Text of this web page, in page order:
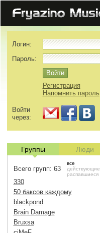
Логин:
Пароль:
Регистрация
Напомнить пароль
Войти
через:
Группы Люди
Всего групп: 63
все
действующие
распавшиеся
330
50 баксов каждому
blackpond
Brain Damage
Bruxsa